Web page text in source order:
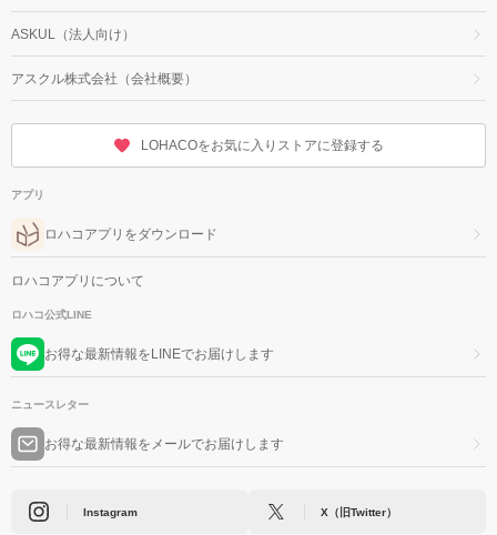
ASKUL（法人向け）
アスクル株式会社（会社概要）
LOHACOをお気に入りストアに登録する
アプリ
ロハコアプリをダウンロード
ロハコアプリについて
ロハコ公式LINE
お得な最新情報をLINEでお届けします
ニュースレター
お得な最新情報をメールでお届けします
Instagram X（旧Twitter）